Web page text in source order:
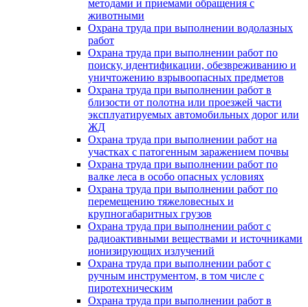
методами и приемами обращения с
животными
Охрана труда при выполнении водолазных
работ
Охрана труда при выполнении работ по
поиску, идентификации, обезвреживанию и
уничтожению взрывоопасных предметов
Охрана труда при выполнении работ в
близости от полотна или проезжей части
эксплуатируемых автомобильных дорог или
ЖД
Охрана труда при выполнении работ на
участках с патогенным заражением почвы
Охрана труда при выполнении работ по
валке леса в особо опасных условиях
Охрана труда при выполнении работ по
перемещению тяжеловесных и
крупногабаритных грузов
Охрана труда при выполнении работ с
радиоактивными веществами и источниками
ионизирующих излучений
Охрана труда при выполнении работ с
ручным инструментом, в том числе с
пиротехническим
Охрана труда при выполнении работ в